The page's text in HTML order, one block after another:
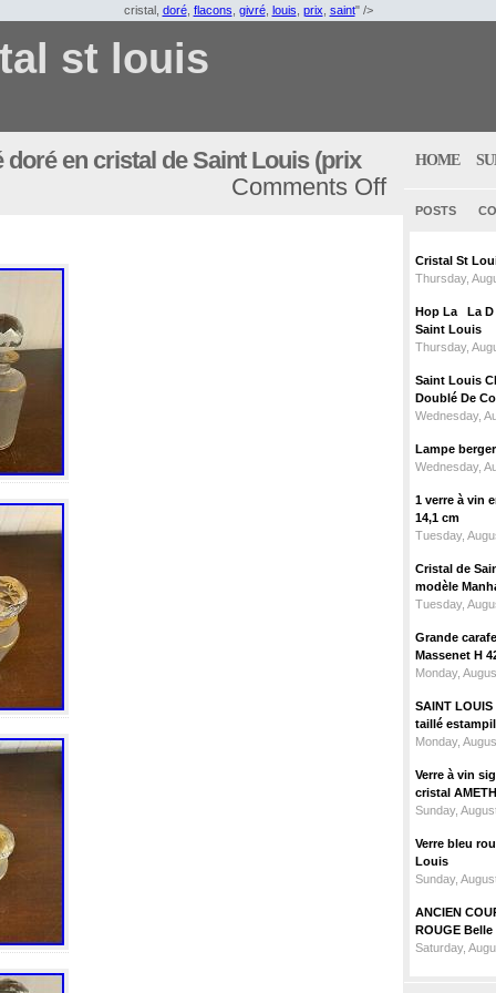
cristal, doré, flacons givré, louis prix saint" />
st louis
doré en cristal de Saint Louis (prix
Comments Off
HOME
POSTS
Cristal St
Thursday,
Hop La La D
Saint Louis
Thursday,
Saint Louis
Doublé De
Wednesday,
Lampe
Wednesday,
1 verre à vin
14,1 cm
Tuesday,
Cristal de
modèle
Tuesday,
Grande
Massenet H
Monday,
SAINT
taillé
Monday,
Verre à vin
cristal
Sunday,
Verre bleu
Louis
Sunday,
ANCIEN
ROUGE
Saturday,